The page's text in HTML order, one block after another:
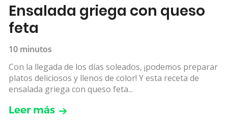
Ensalada griega con queso
feta
10 minutos
Con la llegada de los días soleados, ¡podemos preparar
platos deliciosos y llenos de color! Y esta receta de
ensalada griega con queso feta...
Leer más